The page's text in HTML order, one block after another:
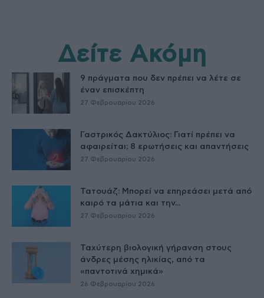
Δείτε Ακόμη
9 πράγματα που δεν πρέπει να λέτε σε
έναν επισκέπτη
27 Φεβρουαρίου 2026
Γαστρικός Δακτύλιος: Γιατί πρέπει να
αφαιρείται; 8 ερωτήσεις και απαντήσεις
27 Φεβρουαρίου 2026
Τατουάζ: Μπορεί να επηρεάσει μετά από
καιρό τα μάτια και την...
27 Φεβρουαρίου 2026
Ταχύτερη βιολογική γήρανση στους
άνδρες μέσης ηλικίας, από τα
«παντοτινά χημικά»
26 Φεβρουαρίου 2026